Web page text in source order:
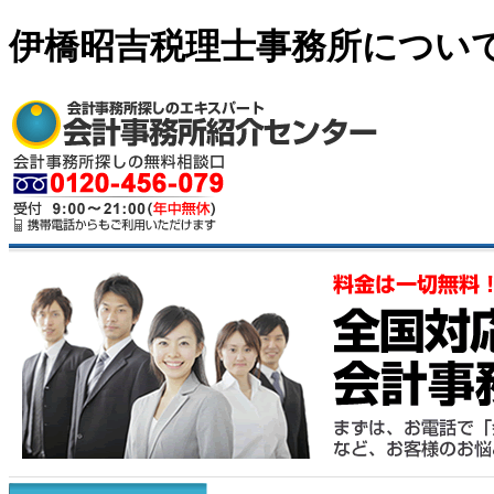
伊橋昭吉税理士事務所につい